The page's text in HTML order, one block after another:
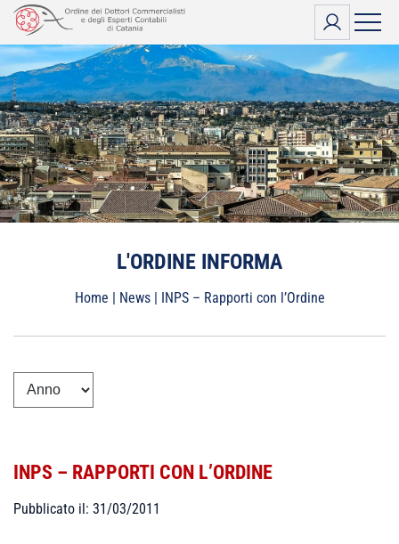
Vai
contenuto
L'ORDINE INFORMA
Home | News| INPS – Rapporti con l’Ordine
INPS – RAPPORTI CON L’ORDINE
Pubblicato il: 31/03/2011